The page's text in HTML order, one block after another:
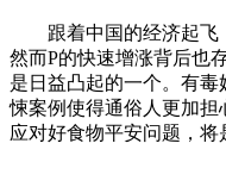
跟着中国的经济起飞，
然而P的快速增涨背后也
是日益凸起的一个。有
悚案例使得通俗人更加担
应对好食物平安问题，将